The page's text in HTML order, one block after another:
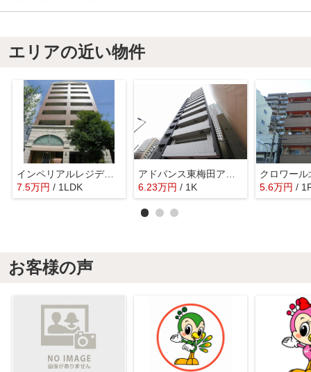
エリアの近い物件
インペリアルレジデンス
7.5万円 / 1LDK
アドバンス東梅田アクシス
6.23万円 / 1K
クロワール
5.6万円 /
お客様の声